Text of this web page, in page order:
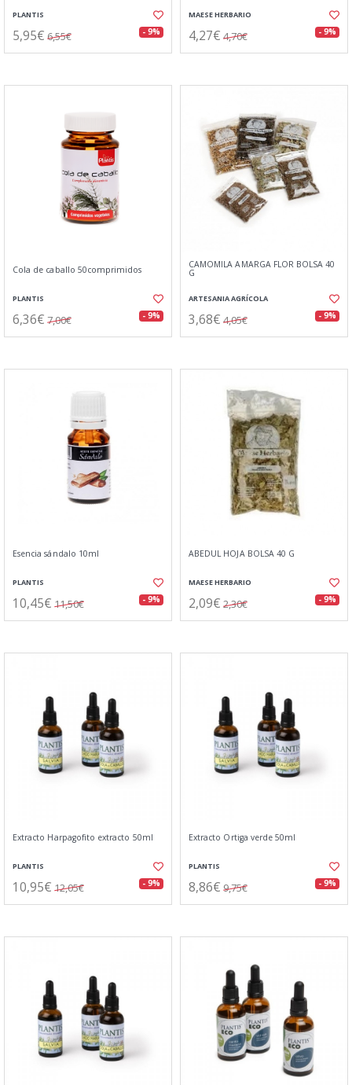
PLANTIS
5,95€ 6,55€ - 9%
MAESE HERBARIO
4,27€ 4,70€ - 9%
Cola de caballo 50comprimidos
PLANTIS
6,36€ 7,00€ - 9%
CAMOMILA AMARGA FLOR BOLSA 40
G
ARTESANIA AGRÍCOLA
3,68€ 4,05€ - 9%
Esencia sándalo 10ml
PLANTIS
10,45€ 11,50€ - 9%
ABEDUL HOJA BOLSA 40 G
MAESE HERBARIO
2,09€ 2,30€ - 9%
Extracto Harpagofito extracto 50ml
PLANTIS
10,95€ 12,05€ - 9%
Extracto Ortiga verde 50ml
PLANTIS
8,86€ 9,75€ - 9%